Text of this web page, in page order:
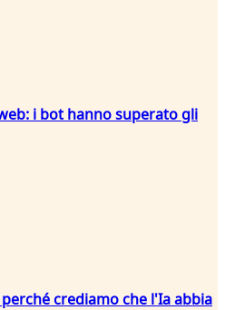
i bot hanno superato gli
crediamo che l'Ia abbia